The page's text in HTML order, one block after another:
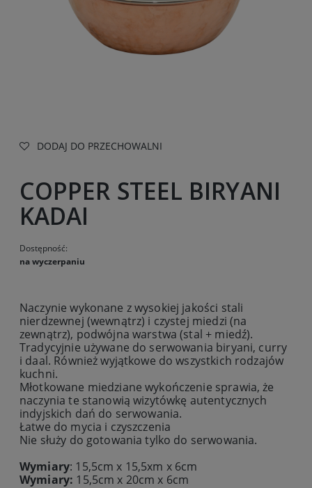
DODAJ DO PRZECHOWALNI
COPPER STEEL BIRYANI
KADAI
Dostępność:
na wyczerpaniu
Naczynie wykonane z wysokiej jakości stali
nierdzewnej (wewnątrz) i czystej miedzi (na
zewnątrz), podwójna warstwa (stal + miedź).
Tradycyjnie używane do serwowania biryani, curry
i daal. Również wyjątkowe do wszystkich rodzajów
kuchni.
Młotkowane miedziane wykończenie sprawia, że
naczynia te stanowią wizytówkę autentycznych
indyjskich dań do serwowania.
Łatwe do mycia i czyszczenia
Nie służy do gotowania tylko do serwowania.
Wymiary: 15,5cm x 15,5xm x 6cm
Wymiary: 15,5cm x 20cm x 6cm